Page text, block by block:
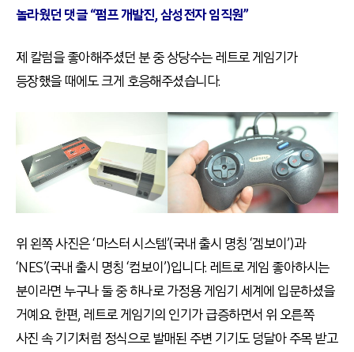
놀라웠던 댓글 “펌프 개발진, 삼성전자 임직원”
제 칼럼을 좋아해주셨던 분 중 상당수는 레트로 게임기가
등장했을 때에도 크게 호응해주셨습니다.
위 왼쪽 사진은 ‘마스터 시스템’(국내 출시 명칭 ‘겜보이’)과
‘NES’(국내 출시 명칭 ‘컴보이’)입니다. 레트로 게임 좋아하시는
분이라면 누구나 둘 중 하나로 가정용 게임기 세계에 입문하셨을
거예요. 한편, 레트로 게임기의 인기가 급증하면서 위 오른쪽
사진 속 기기처럼 정식으로 발매된 주변 기기도 덩달아 주목 받고